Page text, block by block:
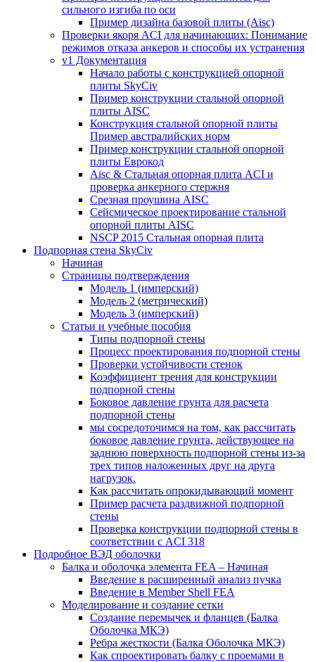
сильного изгиба по оси
Пример дизайна базовой плиты (Aisc)
Проверки якоря ACI для начинающих: Понимание
режимов отказа анкеров и способы их устранения
v1 Документация
Начало работы с конструкцией опорной
плиты SkyCiv
Пример конструкции стальной опорной
плиты AISC
Конструкция стальной опорной плиты
Пример австралийских норм
Пример конструкции стальной опорной
плиты Еврокод
Aisc & Стальная опорная плита ACI и
проверка анкерного стержня
Срезная проушина AISC
Сейсмическое проектирование стальной
опорной плиты AISC
NSCP 2015 Стальная опорная плита
Подпорная стена SkyCiv
Начиная
Страницы подтверждения
Модель 1 (имперский)
Модель 2 (метрический)
Модель 3 (имперский)
Статьи и учебные пособия
Типы подпорной стены
Процесс проектирования подпорной стены
Проверки устойчивости стенок
Коэффициент трения для конструкции
подпорной стены
Боковое давление грунта для расчета
подпорной стены
мы сосредоточимся на том, как рассчитать
боковое давление грунта, действующее на
заднюю поверхность подпорной стены из-за
трех типов наложенных друг на друга
нагрузок.
Как рассчитать опрокидывающий момент
Пример расчета раздвижной подпорной
стены
Проверка конструкции подпорной стены в
соответствии с ACI 318
Подробное ВЭД оболочки
Балка и оболочка элемента FEA – Начиная
Введение в расширенный анализ пучка
Введение в Member Shell FEA
Моделирование и создание сетки
Создание перемычек и фланцев (Балка
Оболочка МКЭ)
Ребра жесткости (Балка Оболочка МКЭ)
Как спроектировать балку с проемами в